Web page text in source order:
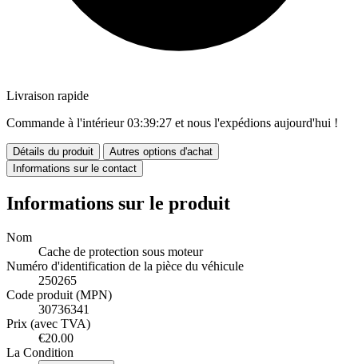
Livraison rapide
Commande à l'intérieur03:39:25 et nous l'expédions aujourd'hui !
Détails du produit
Autres options d'achat
Informations sur le contact
Informations sur le produit
Nom
Cache de protection sous moteur
Numéro d'identification de la pièce du véhicule
250265
Code produit (MPN)
30736341
Prix (avec TVA)
€20.00
La Condition